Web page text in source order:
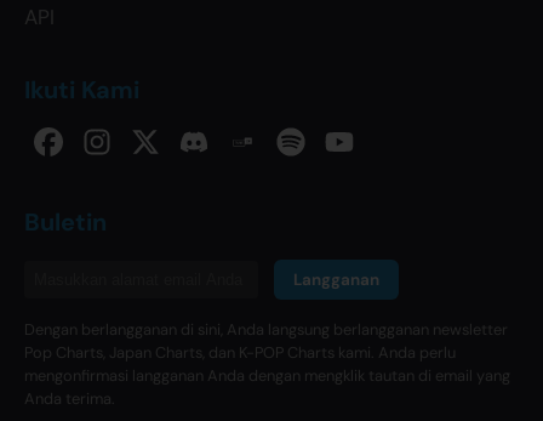
API
Ikuti Kami
Buletin
Langganan
Dengan berlangganan di sini, Anda langsung berlangganan newsletter
Pop Charts, Japan Charts, dan K-POP Charts kami. Anda perlu
mengonfirmasi langganan Anda dengan mengklik tautan di email yang
Anda terima.